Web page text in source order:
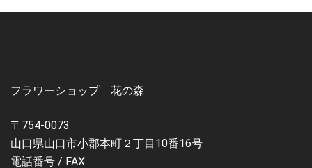
フラワーショップ 花の森
〒754-0073
山口県山口市小郡本町２丁目10番16号
電話番号 / FAX